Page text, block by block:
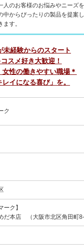
人のお客様のお悩みやニーズ
中からぴったりの製品を提案
す。
未経験からのスタート
スメ好き大歓迎！
性の働きやすい職場＊
イになる喜び」を。
ク
ーク】
だ本店 （大阪市北区角田町8-